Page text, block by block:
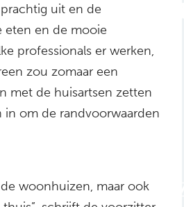
uit en de
eten en de mooie
professionals er werken,
zou zomaar een
met de huisartsen zetten
om de randvoorwaarden
woonhuizen, maar ook